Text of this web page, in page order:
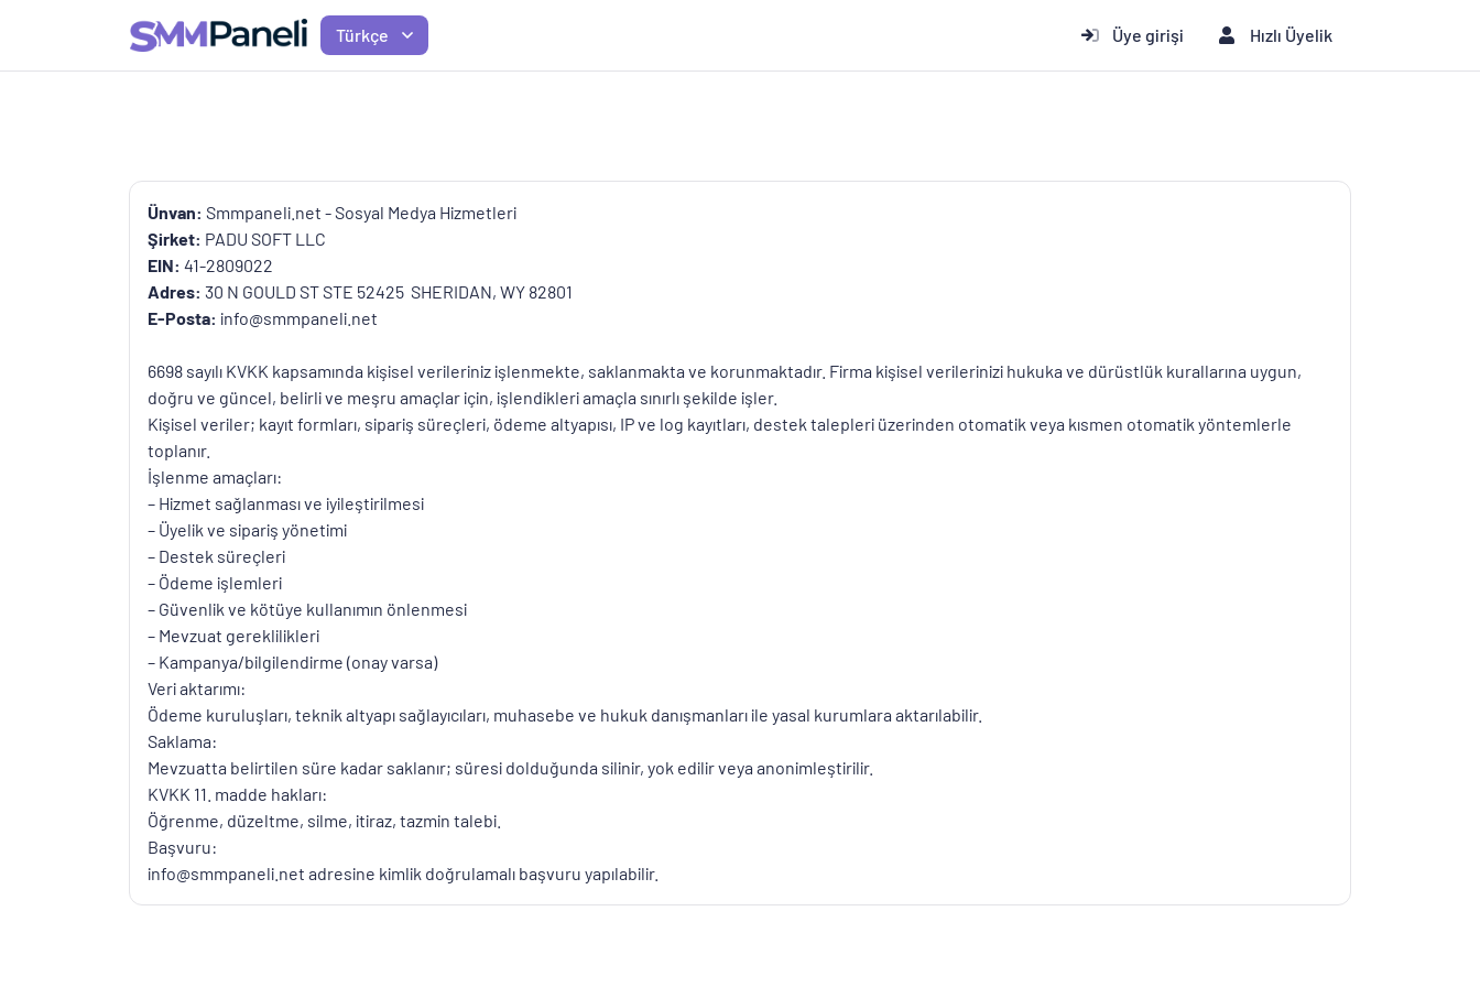
Türkçe Üye girişi Hızlı Üyelik
Ünvan: Smmpaneli.net - Sosyal Medya Hizmetleri
Şirket: PADU SOFT LLC
EIN: 41-2809022
Adres: 30 N GOULD ST STE 52425 SHERIDAN, WY 82801
E-Posta: info@smmpaneli.net
6698 sayılı KVKK kapsamında kişisel verileriniz işlenmekte, saklanmakta ve korunmaktadır. Firma kişisel verilerinizi hukuka ve dürüstlük kurallarına uygun,
doğru ve güncel, belirli ve meşru amaçlar için, işlendikleri amaçla sınırlı şekilde işler.
Kişisel veriler; kayıt formları, sipariş süreçleri, ödeme altyapısı, IP ve log kayıtları, destek talepleri üzerinden otomatik veya kısmen otomatik yöntemlerle
toplanır.
İşlenme amaçları:
– Hizmet sağlanması ve iyileştirilmesi
– Üyelik ve sipariş yönetimi
– Destek süreçleri
– Ödeme işlemleri
– Güvenlik ve kötüye kullanımın önlenmesi
– Mevzuat gereklilikleri
– Kampanya/bilgilendirme (onay varsa)
Veri aktarımı:
Ödeme kuruluşları, teknik altyapı sağlayıcıları, muhasebe ve hukuk danışmanları ile yasal kurumlara aktarılabilir.
Saklama:
Mevzuatta belirtilen süre kadar saklanır; süresi dolduğunda silinir, yok edilir veya anonimleştirilir.
KVKK 11. madde hakları:
Öğrenme, düzeltme, silme, itiraz, tazmin talebi.
Başvuru:
info@smmpaneli.net adresine kimlik doğrulamalı başvuru yapılabilir.